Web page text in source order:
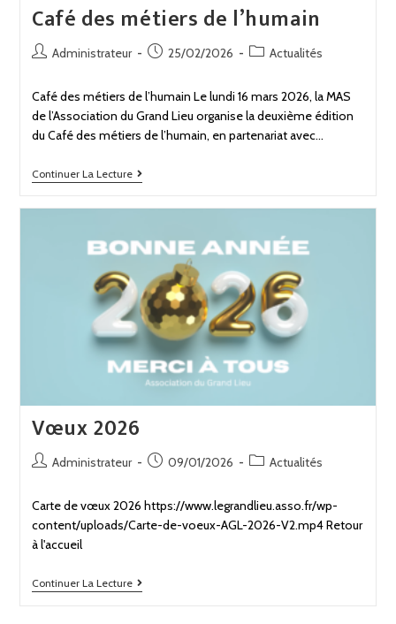
Café des métiers de l’humain
Administrateur 25/02/2026 Actualités
Café des métiers de l’humain Le lundi 16 mars 2026, la MAS
de l’Association du Grand Lieu organise la deuxième édition
du Café des métiers de l’humain, en partenariat avec…
Continuer La Lecture
Vœux 2026
Administrateur 09/01/2026 Actualités
Carte de vœux 2026 https://www.legrandlieu.asso.fr/wp-
content/uploads/Carte-de-voeux-AGL-2026-V2.mp4 Retour
à l'accueil
Continuer La Lecture